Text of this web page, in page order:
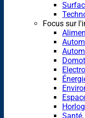
Focus sur